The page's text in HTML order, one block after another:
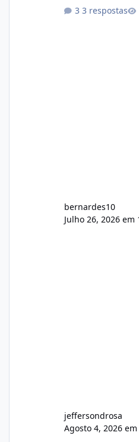
com cerca de
3 respostas
bernardes10
Julho 26, 2026 em
jeffersondrosa
Agosto 4, 2026